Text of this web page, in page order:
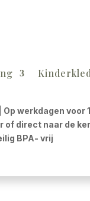
werkdagen voor
of direct naar de
BPA- vrij